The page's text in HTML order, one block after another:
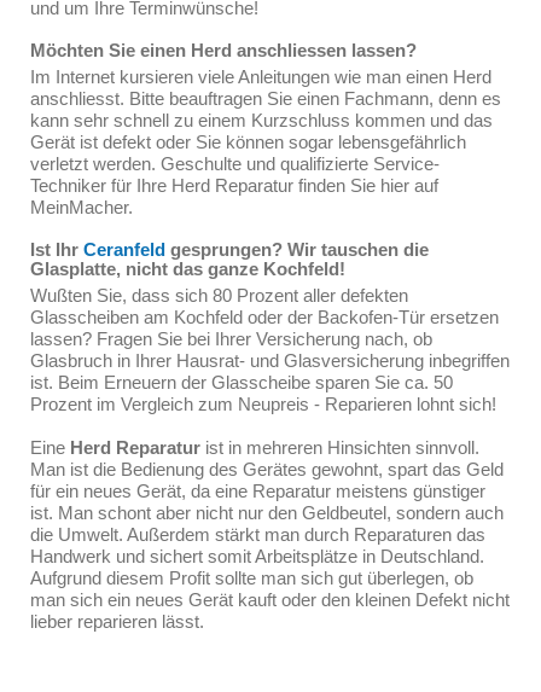
und um Ihre Terminwünsche!
Möchten Sie einen Herd anschliessen lassen?
Im Internet kursieren viele Anleitungen wie man einen Herd
anschliesst. Bitte beauftragen Sie einen Fachmann, denn es
kann sehr schnell zu einem Kurzschluss kommen und das
Gerät ist defekt oder Sie können sogar lebensgefährlich
verletzt werden. Geschulte und qualifizierte Service-
Techniker für Ihre Herd Reparatur finden Sie hier auf
MeinMacher.
Ist Ihr Ceranfeld gesprungen? Wir tauschen die
Glasplatte, nicht das ganze Kochfeld!
Wußten Sie, dass sich 80 Prozent aller defekten
Glasscheiben am Kochfeld oder der Backofen-Tür ersetzen
lassen? Fragen Sie bei Ihrer Versicherung nach, ob
Glasbruch in Ihrer Hausrat- und Glasversicherung inbegriffen
ist. Beim Erneuern der Glasscheibe sparen Sie ca. 50
Prozent im Vergleich zum Neupreis - Reparieren lohnt sich!
Eine Herd Reparatur ist in mehreren Hinsichten sinnvoll.
Man ist die Bedienung des Gerätes gewohnt, spart das Geld
für ein neues Gerät, da eine Reparatur meistens günstiger
ist. Man schont aber nicht nur den Geldbeutel, sondern auch
die Umwelt. Außerdem stärkt man durch Reparaturen das
Handwerk und sichert somit Arbeitsplätze in Deutschland.
Aufgrund diesem Profit sollte man sich gut überlegen, ob
man sich ein neues Gerät kauft oder den kleinen Defekt nicht
lieber reparieren lässt.